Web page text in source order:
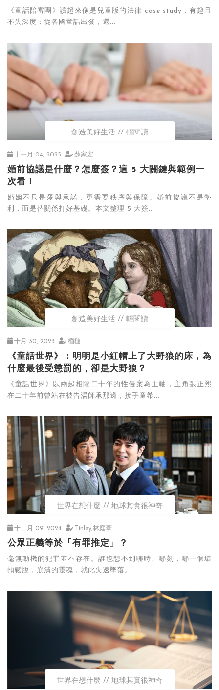
《童話陪審團》讀起來像是兒童版的法律 case study，有趣且
不失深度；從各國童話出發，還...
創造美好生活 輕閱讀
十一月 04, 2025 蘇家宏
婚前協議是什麼？怎麼簽？這 5 大關鍵與範例一
次看！
婚姻不只是愛與承諾，更需要秩序與保障。婚前協議不是勢
利，而是替關係打好基礎。本文整理 5 大簽...
創造美好生活 輕閱讀
十月 30, 2023 榴槤
《童話世界》：明明是小紅帽上了大野狼的床，為
什麼最後受懲罰的，卻是大野狼？
《童話世界》以兩起相隔二十年的性侵案為主軸，主角張正熙
在二十年前曾站在被告湯師承那邊，接手童希...
世界在想什麼 地球其實很神奇
十二月 09, 2024 Tinley,林庭葦
公眾正義等於「有罪推定」？
毫無動機的犯罪並不存在。誰也想不到哪時、哪刻，哪一個環
扣鬆脫，崩潰的靈魂，就此失速墜落。
世界在想什麼 地球其實很神奇